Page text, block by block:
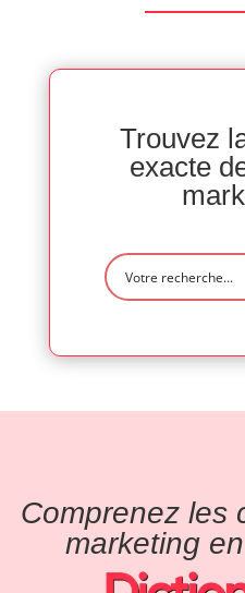
Trouvez
exacte
Comprenez les
marketing